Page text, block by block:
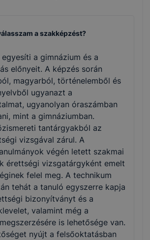
a szakképzést?
a gimnázium és a
előnyeit. A képzés során
magyarból, történelemből és
ugyanazt a
ugyanolyan óraszámban
mint a gimnáziumban.
tantárgyakból az
vizsgával zárul. A
végén letett szakmai
érettségi vizsgatárgyként emelt
felel meg. A technikum
tehát a tanuló egyszerre kapja
bizonyítványt és a
valamint még a
is lehetősége van.
nyújt a felsőoktatásban